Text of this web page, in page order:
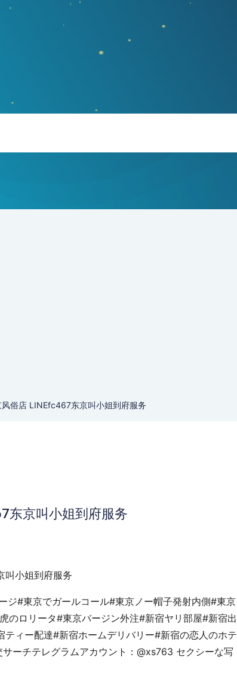
俗店 LINEfc467东京叫小姐到府服务
东京叫小姐到府服务
叫小姐到府服务
#東京でガールコール#東京ノー帽子発射内側#東京
のロリータ#東京バージン外注#新宿ヤリ部屋#新宿出
ィー配達#新宿ホームデリバリー#新宿の恋人のホテ
ーチテレグラムアカウント：@xs763 セクシーな写